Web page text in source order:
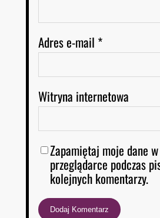
Adres e-mail *
Witryna internetowa
Zapamiętaj moje dane
przeglądarce podczas
kolejnych komentarzy.